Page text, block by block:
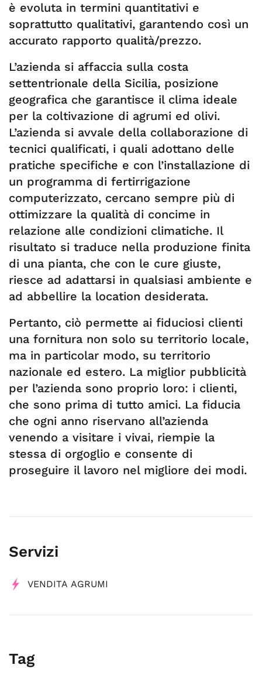
è evoluta in termini quantitativi e
soprattutto qualitativi, garantendo così un
accurato rapporto qualità/prezzo.
L’azienda si affaccia sulla costa
settentrionale della Sicilia, posizione
geografica che garantisce il clima ideale
per la coltivazione di agrumi ed olivi.
L’azienda si avvale della collaborazione di
tecnici qualificati, i quali adottano delle
pratiche specifiche e con l’installazione di
un programma di fertirrigazione
computerizzato, cercano sempre più di
ottimizzare la qualità di concime in
relazione alle condizioni climatiche. Il
risultato si traduce nella produzione finita
di una pianta, che con le cure giuste,
riesce ad adattarsi in qualsiasi ambiente e
ad abbellire la location desiderata.
Pertanto, ciò permette ai fiduciosi clienti
una fornitura non solo su territorio locale,
ma in particolar modo, su territorio
nazionale ed estero. La miglior pubblicità
per l’azienda sono proprio loro: i clienti,
che sono prima di tutto amici. La fiducia
che ogni anno riservano all’azienda
venendo a visitare i vivai, riempie la
stessa di orgoglio e consente di
proseguire il lavoro nel migliore dei modi.
Servizi
VENDITA AGRUMI
Tag